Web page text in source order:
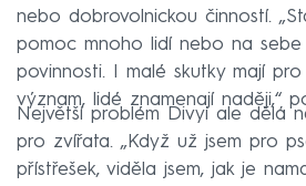
nebo dobrovolnickou činností.
pomoc mnoho lidí nebo na
povinnosti. I malé skutky mají
význam, lidé znamenají naději,“
Největší problém Divyi ale dělá
pro zvířata. „Když už jsem pro
přístřešek, viděla jsem, jak je